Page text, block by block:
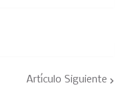
Artículo Siguiente